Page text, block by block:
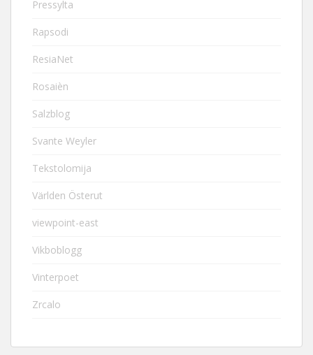
Pressylta
Rapsodi
ResiaNet
Rosaièn
Salzblog
Svante Weyler
Tekstolomija
Världen Österut
viewpoint-east
Vikboblogg
Vinterpoet
Zrcalo